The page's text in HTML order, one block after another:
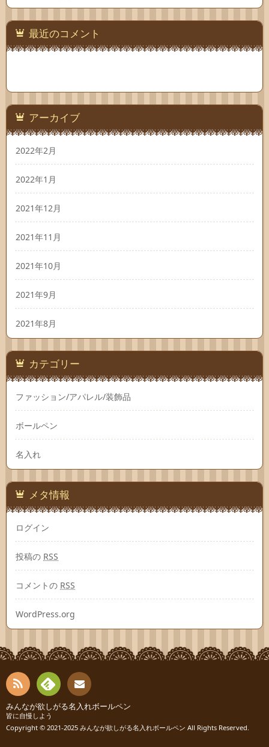
最近のコメント
アーカイブ
2022年2月
2022年1月
2021年12月
2021年11月
2021年10月
2021年9月
2021年8月
カテゴリー
ファッション/アパレル/装飾品
ボールペン
名入れ
メタ情報
ログイン
投稿の RSS
コメントの RSS
WordPress.org
RSS
Fee
dly
連絡
先
みんなが欲しがる名入れボールペン
皆に自慢しよう
Copyright © 2021-2025 みんなが欲しがる名入れボールペン All Rights Reserved.